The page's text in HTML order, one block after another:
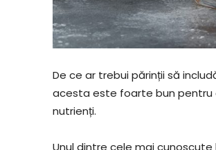
De ce ar trebui părinții să
acesta este foarte bun pentru
nutrienți.
Unul dintre cele mai